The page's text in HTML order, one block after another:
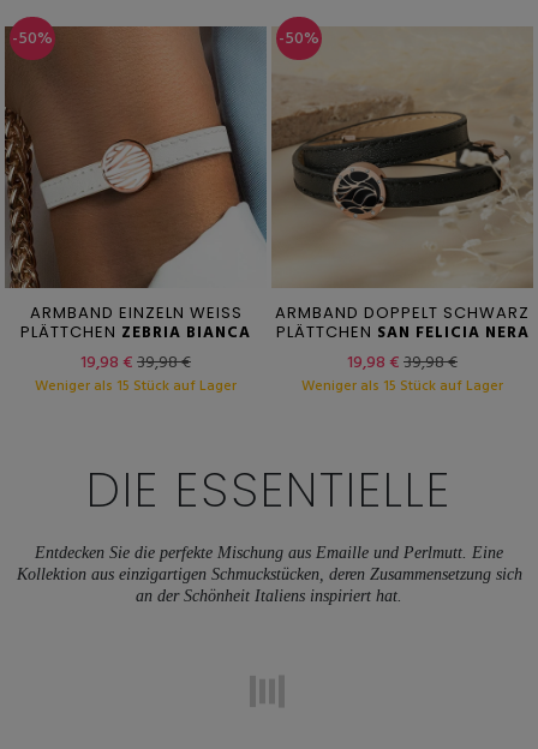
-50%
ARMBAND EINZELN WEISS
PLÄTTCHEN ZEBRIA BIANCA
19,98 €39,98 €
Weniger als 15 Stück auf Lager
-50%
ARMBAND DOPPELT SCHWARZ
PLÄTTCHEN SAN FELICIA NERA
19,98 €39,98 €
Weniger als 15 Stück auf Lager
DIE ESSENTIELLE
Entdecken Sie die perfekte Mischung aus Emaille und Perlmutt. Eine
Kollektion aus einzigartigen Schmuckstücken, deren Zusammensetzung sich
an der Schönheit Italiens inspiriert hat.